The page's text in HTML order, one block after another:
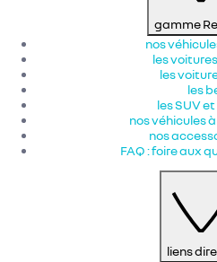
gamme
nos
les
les
les
les SUV
nos véhicules
nos
FAQ : foire aux
liens